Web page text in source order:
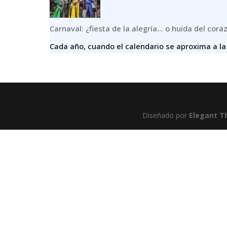
Carnaval: ¿fiesta de la alegría… o huida del
Cada año, cuando el calendario se aproxima a
Diseñado por Elegant